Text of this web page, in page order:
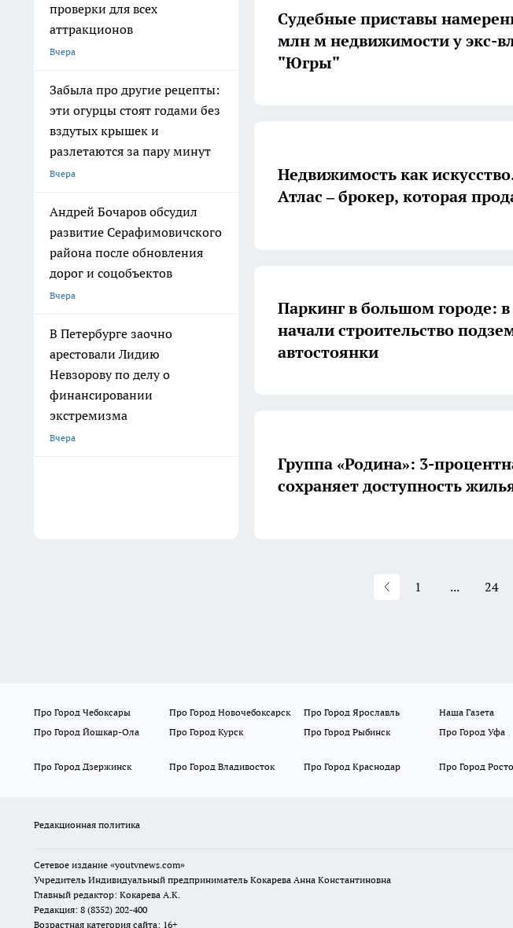
проверки для всех
аттракционов
Вчера
Забыла про другие рецепты:
эти огурцы стоят годами без
вздутых крышек и
разлетаются за пару минут
Вчера
Андрей Бочаров обсудил
развитие Серафимовичского
района после обновления
дорог и соцобъектов
Вчера
В Петербурге заочно
арестовали Лидию
Невзорову по делу о
финансировании
экстремизма
Вчера
Судебные приставы
млн м недвижимости у экс-
"Югры"
Недвижимость как
Атлас – брокер, которая
Паркинг в большом городе:
начали строительство
автостоянки
Группа «Родина»: 3-
сохраняет доступность
1 ... 24
Про Город Чебоксары Про Город Новочебоксарск Про Город Ярославль Наша Газета
Про Город Йошкар-Ола
Про Город Курск Про Город Рыбинск Про Город Уфа
Про Город Дзержинск
Про Город Владивосток Про Город Краснодар Про Город
Редакционная политика
Сетевое издание «youtvnews.com»
Учредитель Индивидуальный предприниматель Кокарева Анна Константиновна
Главный редактор: Кокарева А.К.
Редакция: 8 (8352) 202-400
Возрастная категория сайта: 16+